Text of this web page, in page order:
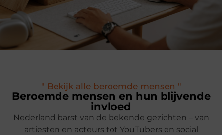
" Bekijk alle beroemde mensen "
Beroemde mensen en hun blijvende
invloed
Nederland barst van de bekende gezichten – van
artiesten en acteurs tot YouTubers en social